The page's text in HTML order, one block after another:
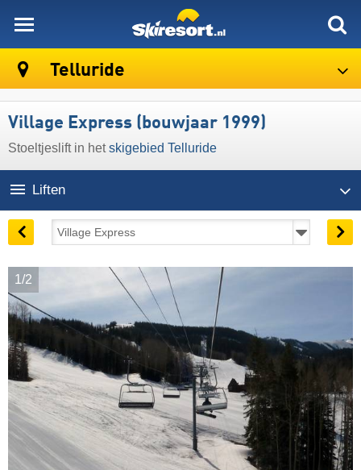
Telluride
Village Express (bouwjaar 1999)
Stoeltjeslift in hetskigebied Telluride
Liften
1/2